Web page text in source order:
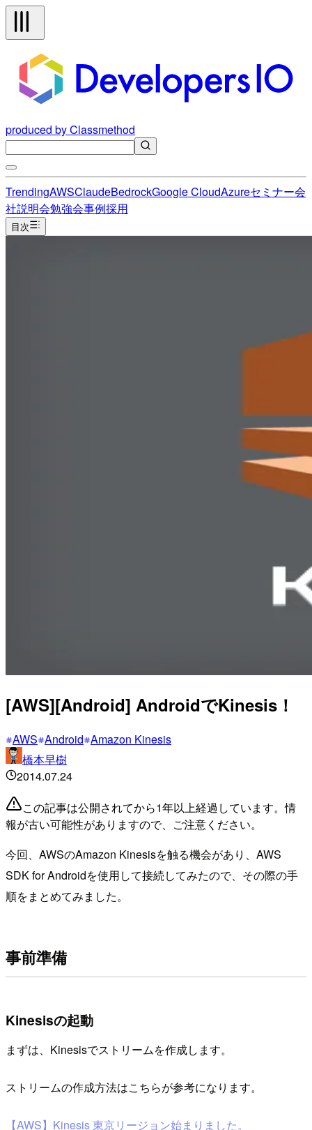
produced by Classmethod
TrendingAWSClaudeBedrockGoogle CloudAzureセミナー会
社説明会勉強会事例採用
目次
[AWS][Android] AndroidでKinesis！
AWS Android Amazon Kinesis
橋本早樹
2014.07.24
この記事は公開されてから1年以上経過しています。情
報が古い可能性がありますので、ご注意ください。
今回、AWSのAmazon Kinesisを触る機会があり、AWS
SDK for Androidを使用して接続してみたので、その際の手
順をまとめてみました。
事前準備
Kinesisの起動
まずは、Kinesisでストリームを作成します。
ストリームの作成方法はこちらが参考になります。
【AWS】Kinesis 東京リージョン始まりました。